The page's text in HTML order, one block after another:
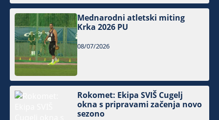
Mednarodni atletski miting
Krka 2026 PU
08/07/2026
Rokomet: Ekipa SVIŠ Cugelj
okna s pripravami začenja novo
sezono